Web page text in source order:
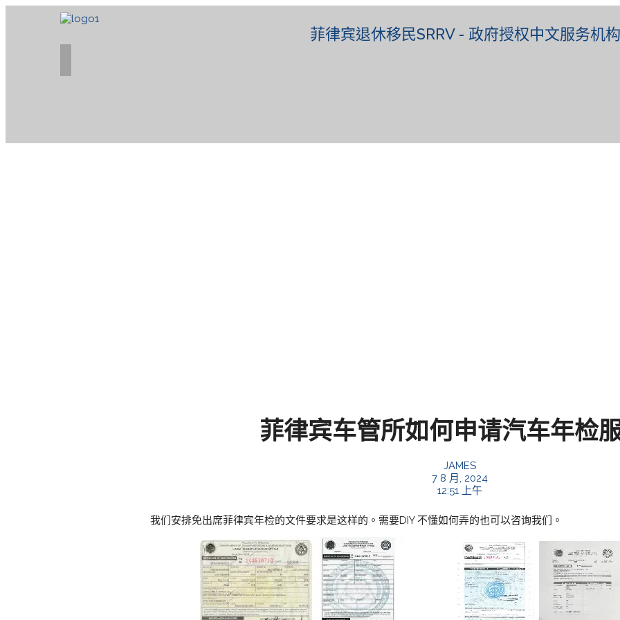
菲律宾退休移民SRRV - 政府授权中文服务机构
菲律宾车管所如何申请汽车年检
JAMES
7 8 月, 2024
12:51 上午
我们安排免出席菲律宾年检的文件要求是这样的。需要DIY 不懂如何弄的也可以咨询我们。